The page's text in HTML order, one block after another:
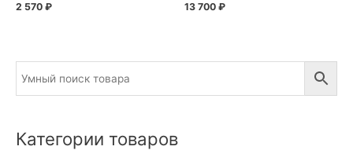
2 570 ₽ 13 700 ₽
Категории товаров